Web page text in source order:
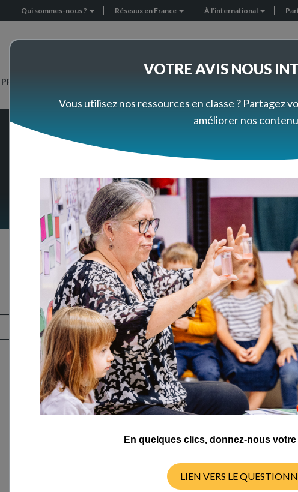
Header
menu
Qui sommes-nous ? Réseaux en France À l’international
Navigation
principale
PRÉPAREZ VOTRE CLASSE
Rechercher parmi
Trier par
Matériaux pour écrire (cycle 3)
VOTRE AVIS NOUS
Vous utilisez nos ressources en classe ? Partagez
améliorer nos
En quelques clics, donnez-nous
LIEN VERS LE